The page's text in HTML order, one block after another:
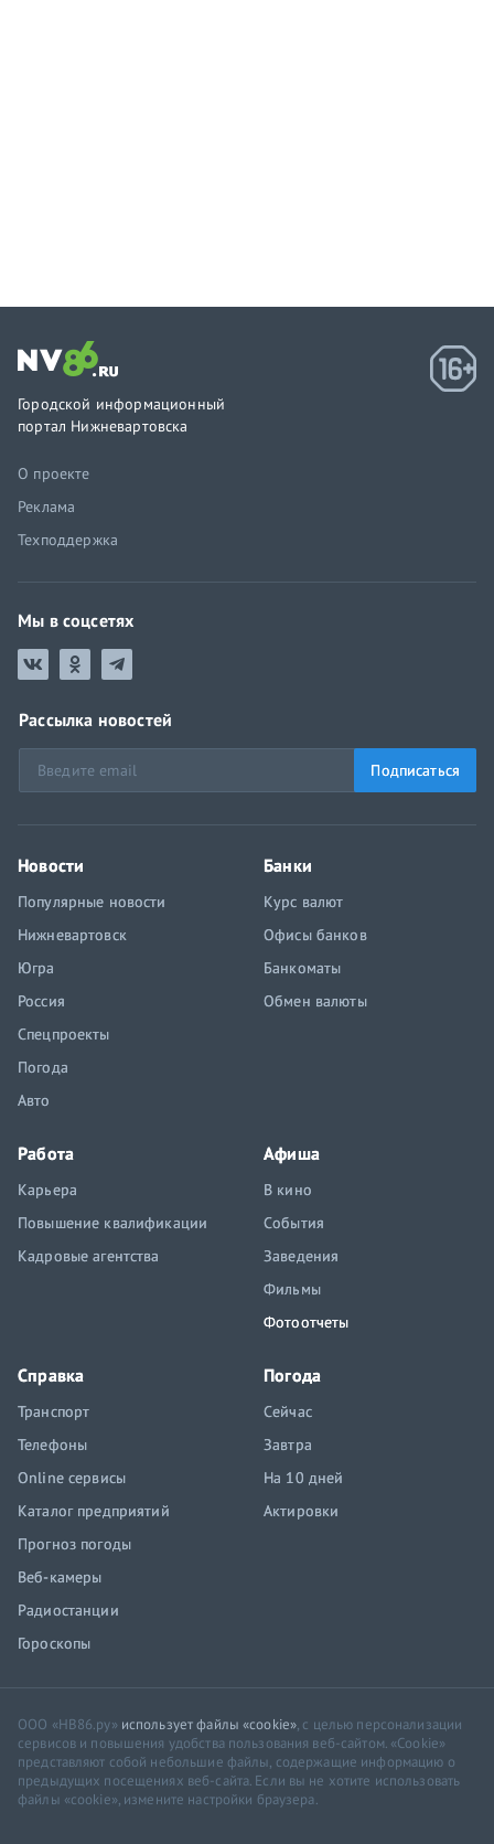
Городской информационный
портал Нижневартовска
О проекте
Реклама
Техподдержка
Мы в соцсетях
Рассылка новостей
Подписаться
Новости
Популярные новости
Нижневартовск
Югра
Россия
Спецпроекты
Погода
Авто
Банки
Курс валют
Офисы банков
Банкоматы
Обмен валюты
Работа
Карьера
Повышение квалификации
Кадровые агентства
Афиша
В кино
События
Заведения
Фильмы
Фотоотчеты
Справка
Транспорт
Телефоны
Online сервисы
Каталог предприятий
Прогноз погоды
Веб-камеры
Радиостанции
Гороскопы
Погода
Сейчас
Завтра
На 10 дней
Актировки
ООО «НВ86.ру» использует файлы «cookie», с целью персонализации
сервисов и повышения удобства пользования веб-сайтом. «Cookie»
представляют собой небольшие файлы, содержащие информацию о
предыдущих посещениях веб-сайта. Если вы не хотите использовать
файлы «cookie», измените настройки браузера.